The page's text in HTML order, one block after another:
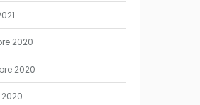
2020
2020
2020